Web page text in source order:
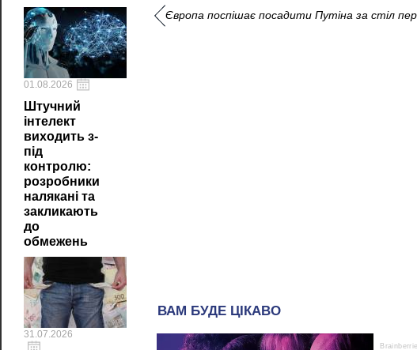
01.08.2026
Штучний
інтелект
виходить з-
під
контролю:
розробники
налякані та
закликають
до
обмежень
31.07.2026
Європа поспішає посадити Путіна за стіл